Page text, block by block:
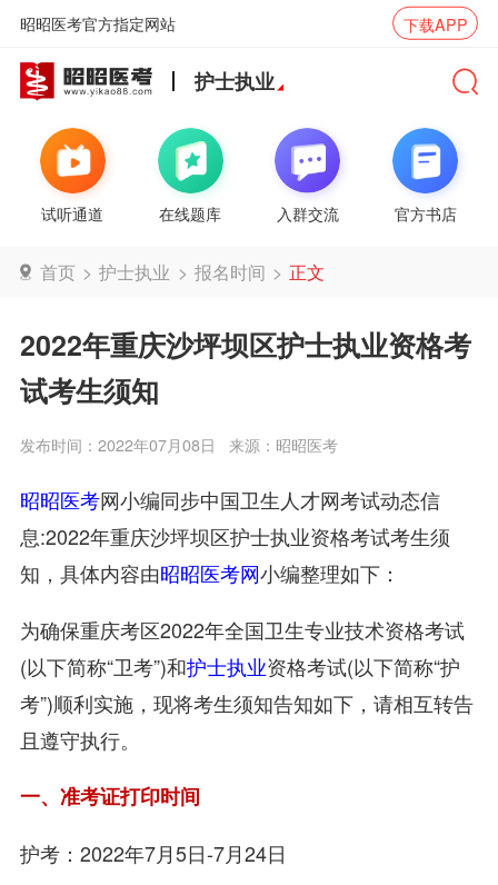
昭昭医考官方指定网站 下载APP
护士执业
试听通道 在线题库 入群交流 官方书店
首页 > 护士执业 > 报名时间 > 正文
2022年重庆沙坪坝区护士执业资格考
试考生须知
发布时间：2022年07月08日 来源：昭昭医考
昭昭医考网小编同步中国卫生人才网考试动态信
息:2022年重庆沙坪坝区护士执业资格考试考生须
知，具体内容由昭昭医考网小编整理如下：
为确保重庆考区2022年全国卫生专业技术资格考试
(以下简称“卫考”)和护士执业资格考试(以下简称“护
考”)顺利实施，现将考生须知告知如下，请相互转告
且遵守执行。
一、准考证打印时间
护考：2022年7月5日-7月24日